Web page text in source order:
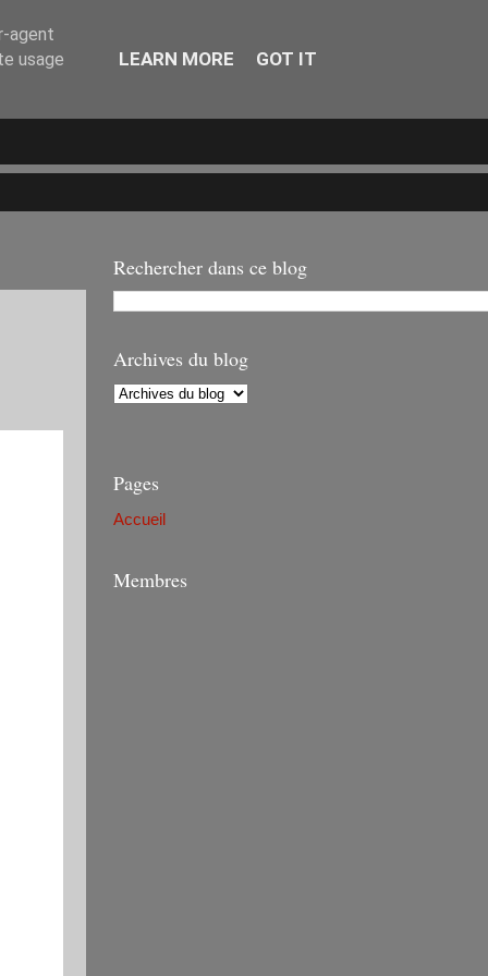
Rechercher dans ce blog
Archives du blog
Pages
Accueil
Membres
agent
usage
LEARN MORE GOT IT